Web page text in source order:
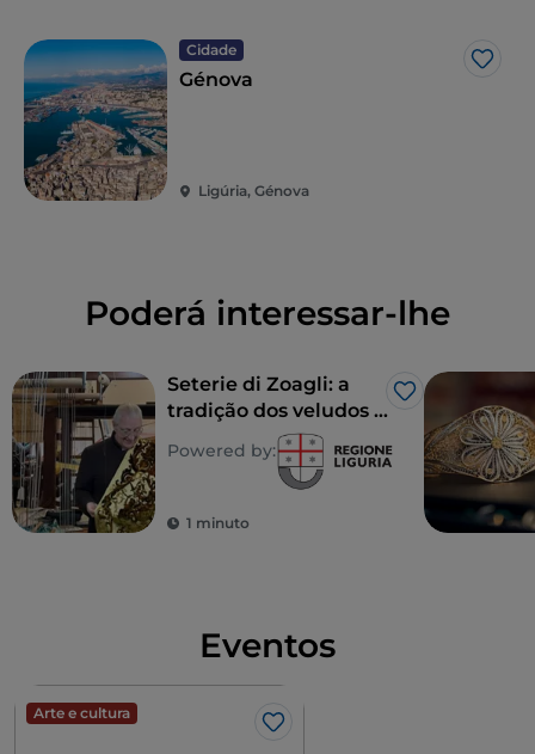
Cidade
Génova
Ligúria, Génova
Poderá interessar-lhe
Gosto
Seterie di Zoagli: a
tradição dos veludos e
da seda Made in Italy
Powered by:
1 minuto
Eventos
Arte e cultura
Gosto